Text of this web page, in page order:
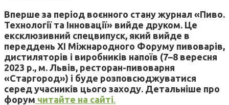
Вперше за період воєнного стану журнал «Пиво.
Технології та Інновації» вийде друком. Це
ексклюзивний спецвипуск, який вийде в
переддень XI Міжнародного Форуму пивоварів,
дистиляторів і виробників напоїв (7–8 вересня
2023 р., м. Львів, ресторан-пивоварня
«Старгород») і буде розповсюджуватися
серед учасників цього заходу. Детальніше про
форум читайте на сайті.